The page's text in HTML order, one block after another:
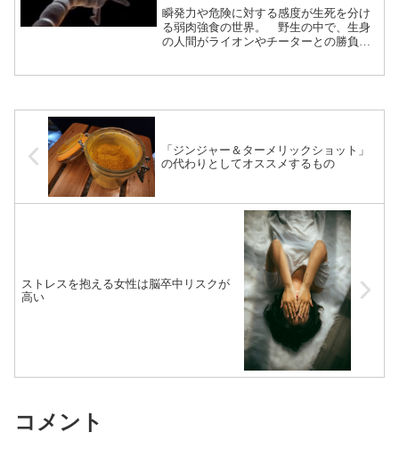
瞬発力や危険に対する感度が生死を分け
る弱肉強食の世界。 野生の中で、生身
の人間がライオンやチーターとの勝負に
む）
「ジンジャー＆ターメリックショット」
の代わりとしてオススメするもの
ストレスを抱える女性は脳卒中リスクが
高い
コメント